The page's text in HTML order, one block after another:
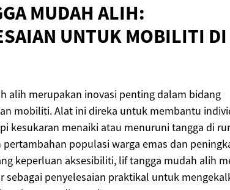
MUDAH ALIH:
UNTUK MOBILITI DI
alih merupakan inovasi penting dalam bidang
mobiliti. Alat ini direka untuk membantu
kesukaran menaiki atau menuruni tangga di
pertambahan populasi warga emas dan
keperluan aksesibiliti, lif tangga mudah alih
sebagai penyelesaian praktikal untuk